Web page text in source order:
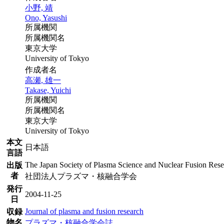
小野, 靖
Ono, Yasushi
所属機関
所属機関名
東京大学
University of Tokyo
作成者名
高瀬, 雄一
Takase, Yuichi
所属機関
所属機関名
東京大学
University of Tokyo
本文
言語
日本語
出版
者
The Japan Society of Plasma Science and Nuclear Fusion
社団法人プラズマ・核融合学会
発行
日
2004-11-25
収録
物名
Journal of plasma and fusion research